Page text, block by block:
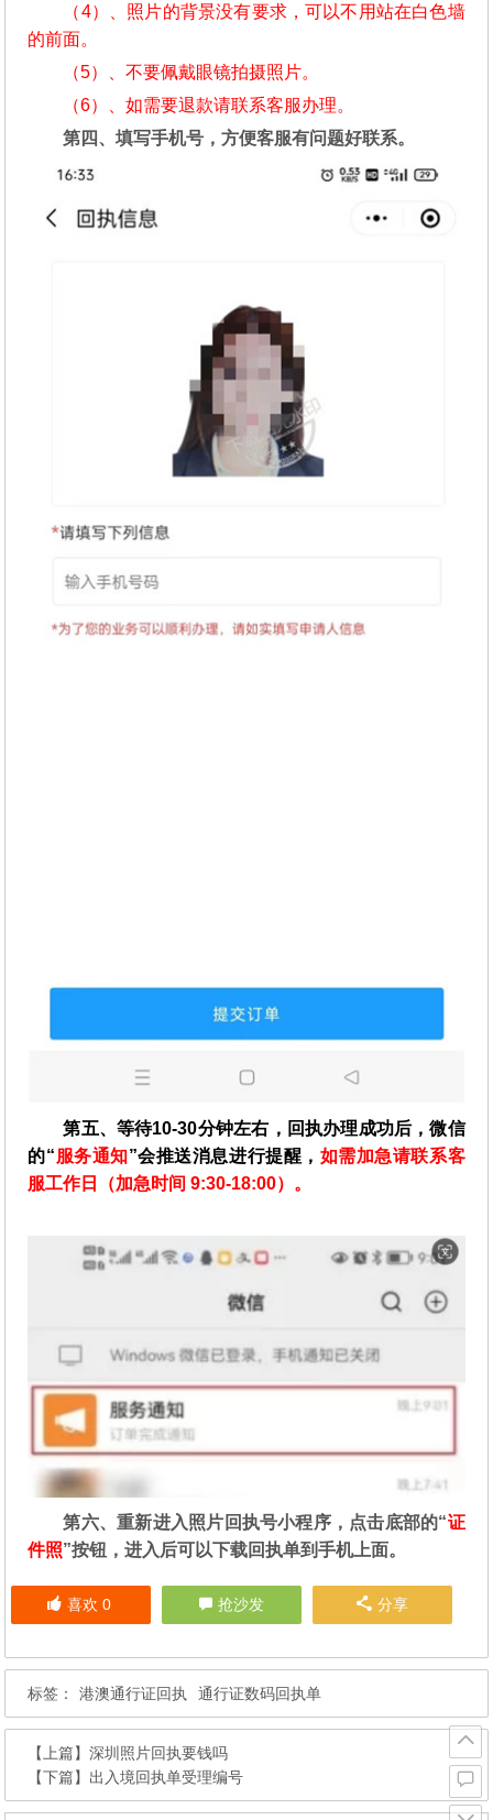
（4）、照片的背景没有要求，可以不用站在白色墙
的前面。
（5）、不要佩戴眼镜拍摄照片。
（6）、如需要退款请联系客服办理。
第四、填写手机号，方便客服有问题好联系。
第五、等待10-30分钟左右，回执办理成功后，微信
的“服务通知”会推送消息进行提醒， 如需加急请联系客
服工作日（加急时间 9:30-18:00）。
第六、重新进入照片回执号小程序，点击底部的“证
件照”按钮，进入后可以下载回执单到手机上面。
喜欢 0 抢沙发 分享
标签： 港澳通行证回执 通行证数码回执单
【上篇】深圳照片回执要钱吗
【下篇】 出入境回执单受理编号